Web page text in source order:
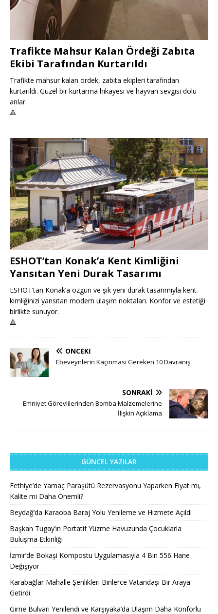
Trafikte Mahsur Kalan Ördeği Zabıta
Ekibi Tarafından Kurtarıldı
Trafikte mahsur kalan ördek, zabıta ekipleri tarafından
kurtarıldı. Güzel bir kurtarma hikayesi ve hayvan sevgisi dolu
anlar.
🔺
ESHOT’tan Konak’a Kent Kimliğini
Yansıtan Yeni Durak Tasarımı
ESHOT’tan Konak’a özgün ve şık yeni durak tasarımıyla kent
kimliğinizi yansıtan modern ulaşım noktaları. Konfor ve estetiği
birlikte sunuyor.
🔺
ÖNCEKI
Ebeveynlerin Kaçınması Gereken 10 Davranış
SONRAKI
Emniyet Görevlilerinden Bomba Malzemelerine
İlişkin Açıklama
GÜNCEL YAZILAR
Fethiye’de Yamaç Paraşütü Rezervasyonu Yaparken Fiyat mı,
Kalite mi Daha Önemli?
Beydağ’da Karaoba Baraj Yolu Yenileme ve Hizmete Açıldı
Başkan Tugay’ın Portatif Yüzme Havuzunda Çocuklarla
Buluşma Etkinliği
İzmir’de Bokaşi Kompostu Uygulamasıyla 4 Bin 556 Hane
Değişiyor
Karabağlar Mahalle Şenlikleri Binlerce Vatandaşı Bir Araya
Getirdi
Girne Bulvarı Yenilendi ve Karşıyaka’da Ulaşım Daha Konforlu